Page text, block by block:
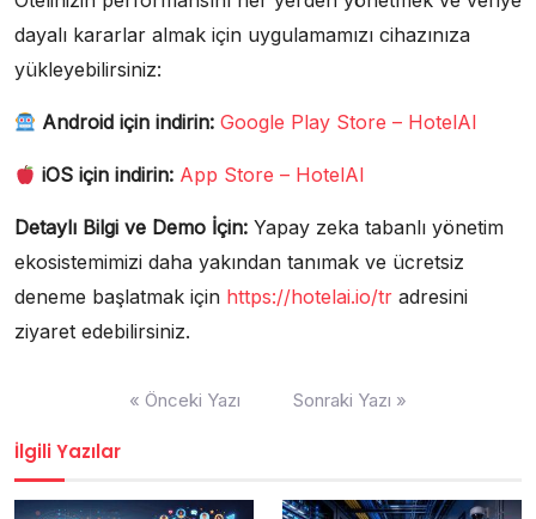
dayalı kararlar almak için uygulamamızı cihazınıza
yükleyebilirsiniz:
Android için indirin: Google Play Store – HotelAI
iOS için indirin: App Store – HotelAI
Detaylı Bilgi ve Demo İçin: Yapay zeka tabanlı yönetim
ekosistemimizi daha yakından tanımak ve ücretsiz
deneme başlatmak için https://hotelai.io/tr adresini
ziyaret edebilirsiniz.
« Önceki Yazı Sonraki Yazı »
İlgili Yazılar